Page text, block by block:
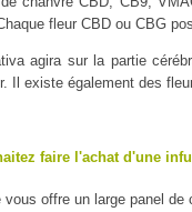
fleur CBD ou CBG
agira sur la partie
Il existe également des
faire l'achat d'une
vous offre un large panel